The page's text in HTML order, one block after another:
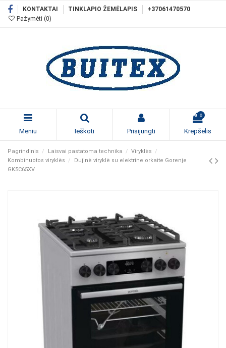
KONTAKTAI TINKLAPIO ŽEMĖLAPIS
+37061470570
Pažymėti (0)
Meniu Ieškoti Prisijungti
0
Krepšelis
Pagrindinis Laisvai pastatoma technika
Viryklės
Kombinuotos viryklės
Dujinė viryklė su elektrine orkaite Gorenje
GK5C65XV